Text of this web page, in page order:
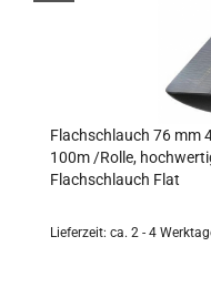
Flachschlauch 76 mm
100m /Rolle,
Flachschlauch Flat
Lieferzeit: ca. 2 - 4